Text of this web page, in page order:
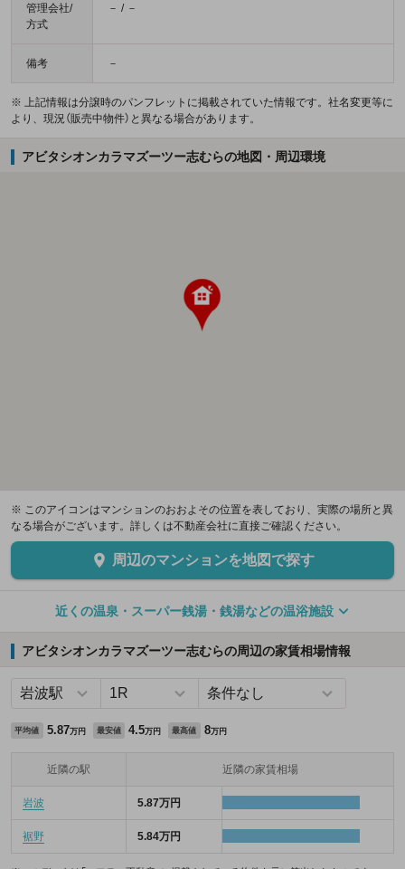
管理会社/
方式
－ / －
備考 －
※ 上記情報は分譲時のパンフレットに掲載されていた情報です。社名変更等に
より、現況（販売中物件）と異なる場合があります。
アビタシオンカラマズーツー志むらの地図・周辺環境
※ このアイコンはマンションのおおよその位置を表しており、実際の場所と異
なる場合がございます。詳しくは不動産会社に直接ご確認ください。
周辺のマンションを地図で探す
近くの温泉・スーパー銭湯・銭湯などの温浴施設
アビタシオンカラマズーツー志むらの周辺の家賃相場情報
平均値 5.87万円 最安値 4.5万円 最高値 8万円
近隣の駅 近隣の家賃相場
岩波 5.87万円
裾野 5.84万円